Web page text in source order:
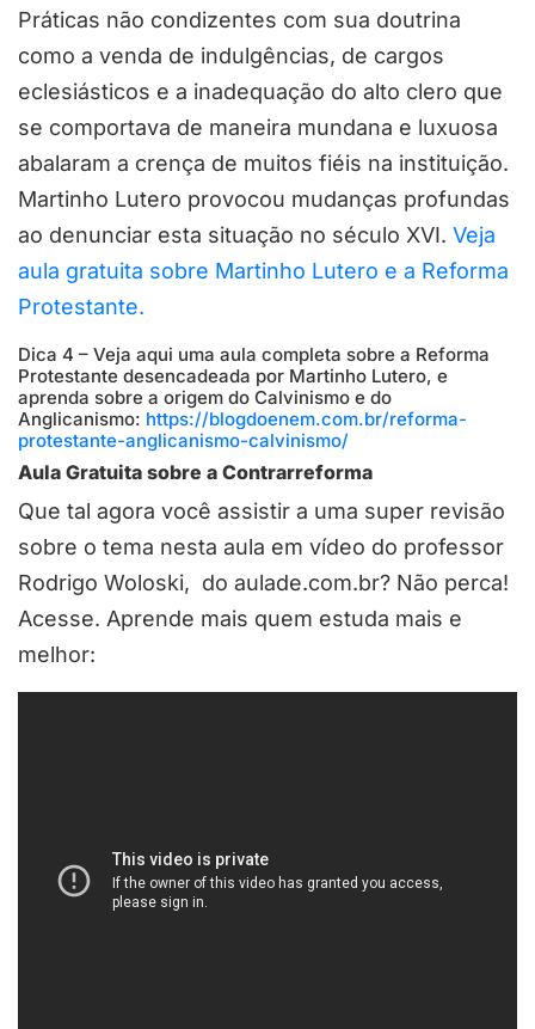
Práticas não condizentes com sua doutrina
como a venda de indulgências, de cargos
eclesiásticos e a inadequação do alto clero que
se comportava de maneira mundana e luxuosa
abalaram a crença de muitos fiéis na instituição.
Martinho Lutero provocou mudanças profundas
ao denunciar esta situação no século XVI. Veja
aula gratuita sobre Martinho Lutero e a Reforma
Protestante.
Dica 4 – Veja aqui uma aula completa sobre a Reforma
Protestante desencadeada por Martinho Lutero, e
aprenda sobre a origem do Calvinismo e do
Anglicanismo: https://blogdoenem.com.br/reforma-
protestante-anglicanismo-calvinismo/
Aula Gratuita sobre a Contrarreforma
Que tal agora você assistir a uma super revisão
sobre o tema nesta aula em vídeo do professor
Rodrigo Woloski, do aulade.com.br? Não perca!
Acesse. Aprende mais quem estuda mais e
melhor: